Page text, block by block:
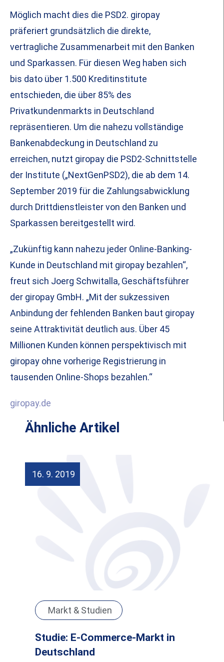
Möglich macht dies die PSD2. giropay
präferiert grundsätzlich die direkte,
vertragliche Zusammenarbeit mit den Banken
und Sparkassen. Für diesen Weg haben sich
bis dato über 1.500 Kreditinstitute
entschieden, die über 85% des
Privatkundenmarkts in Deutschland
repräsentieren. Um die nahezu vollständige
Bankenabdeckung in Deutschland zu
erreichen, nutzt giropay die PSD2-Schnittstelle
der Institute („NextGenPSD2), die ab dem 14.
September 2019 für die Zahlungsabwicklung
durch Drittdienstleister von den Banken und
Sparkassen bereitgestellt wird.
„Zukünftig kann nahezu jeder Online-Banking-
Kunde in Deutschland mit giropay bezahlen“,
freut sich Joerg Schwitalla, Geschäftsführer
der giropay GmbH. „Mit der sukzessiven
Anbindung der fehlenden Banken baut giropay
seine Attraktivität deutlich aus. Über 45
Millionen Kunden können perspektivisch mit
giropay ohne vorherige Registrierung in
tausenden Online-Shops bezahlen.“
giropay.de
Ähnliche Artikel
16. 9. 2019
Markt & Studien
Studie: E-Commerce-Markt in
Deutschland